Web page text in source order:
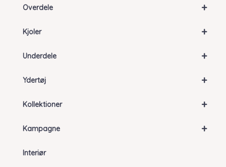
+
Overdele
+
Kjoler
+
Underdele
+
Ydertøj
+
Kollektioner
+
Kampagne
Interiør